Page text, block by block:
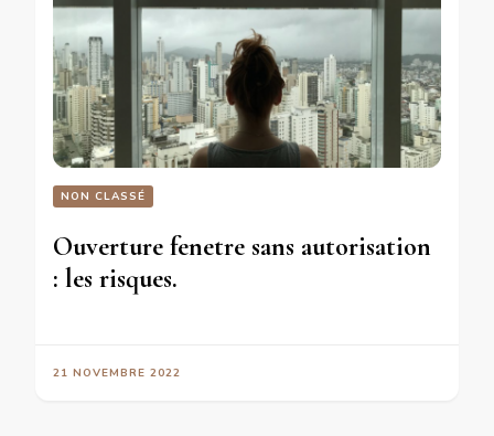
NON CLASSÉ
Ouverture fenetre sans autorisation
: les risques.
21 NOVEMBRE 2022